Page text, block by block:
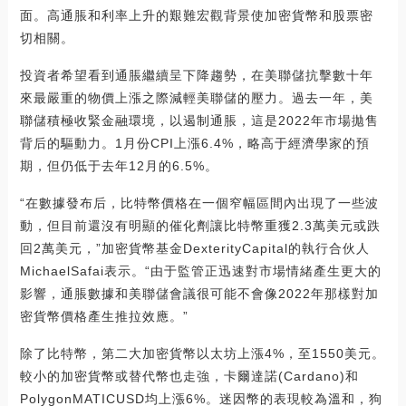
面。高通脹和利率上升的艱難宏觀背景使加密貨幣和股票密
切相關。
投資者希望看到通脹繼續呈下降趨勢，在美聯儲抗擊數十年
來最嚴重的物價上漲之際減輕美聯儲的壓力。過去一年，美
聯儲積極收緊金融環境，以遏制通脹，這是2022年市場拋售
背后的驅動力。1月份CPI上漲6.4%，略高于經濟學家的預
期，但仍低于去年12月的6.5%。
“在數據發布后，比特幣價格在一個窄幅區間內出現了一些波
動，但目前還沒有明顯的催化劑讓比特幣重獲2.3萬美元或跌
回2萬美元，”加密貨幣基金DexterityCapital的執行合伙人
MichaelSafai表示。“由于監管正迅速對市場情緒產生更大的
影響，通脹數據和美聯儲會議很可能不會像2022年那樣對加
密貨幣價格產生推拉效應。”
除了比特幣，第二大加密貨幣以太坊上漲4%，至1550美元。
較小的加密貨幣或替代幣也走強，卡爾達諾(Cardano)和
PolygonMATICUSD均上漲6%。迷因幣的表現較為溫和，狗